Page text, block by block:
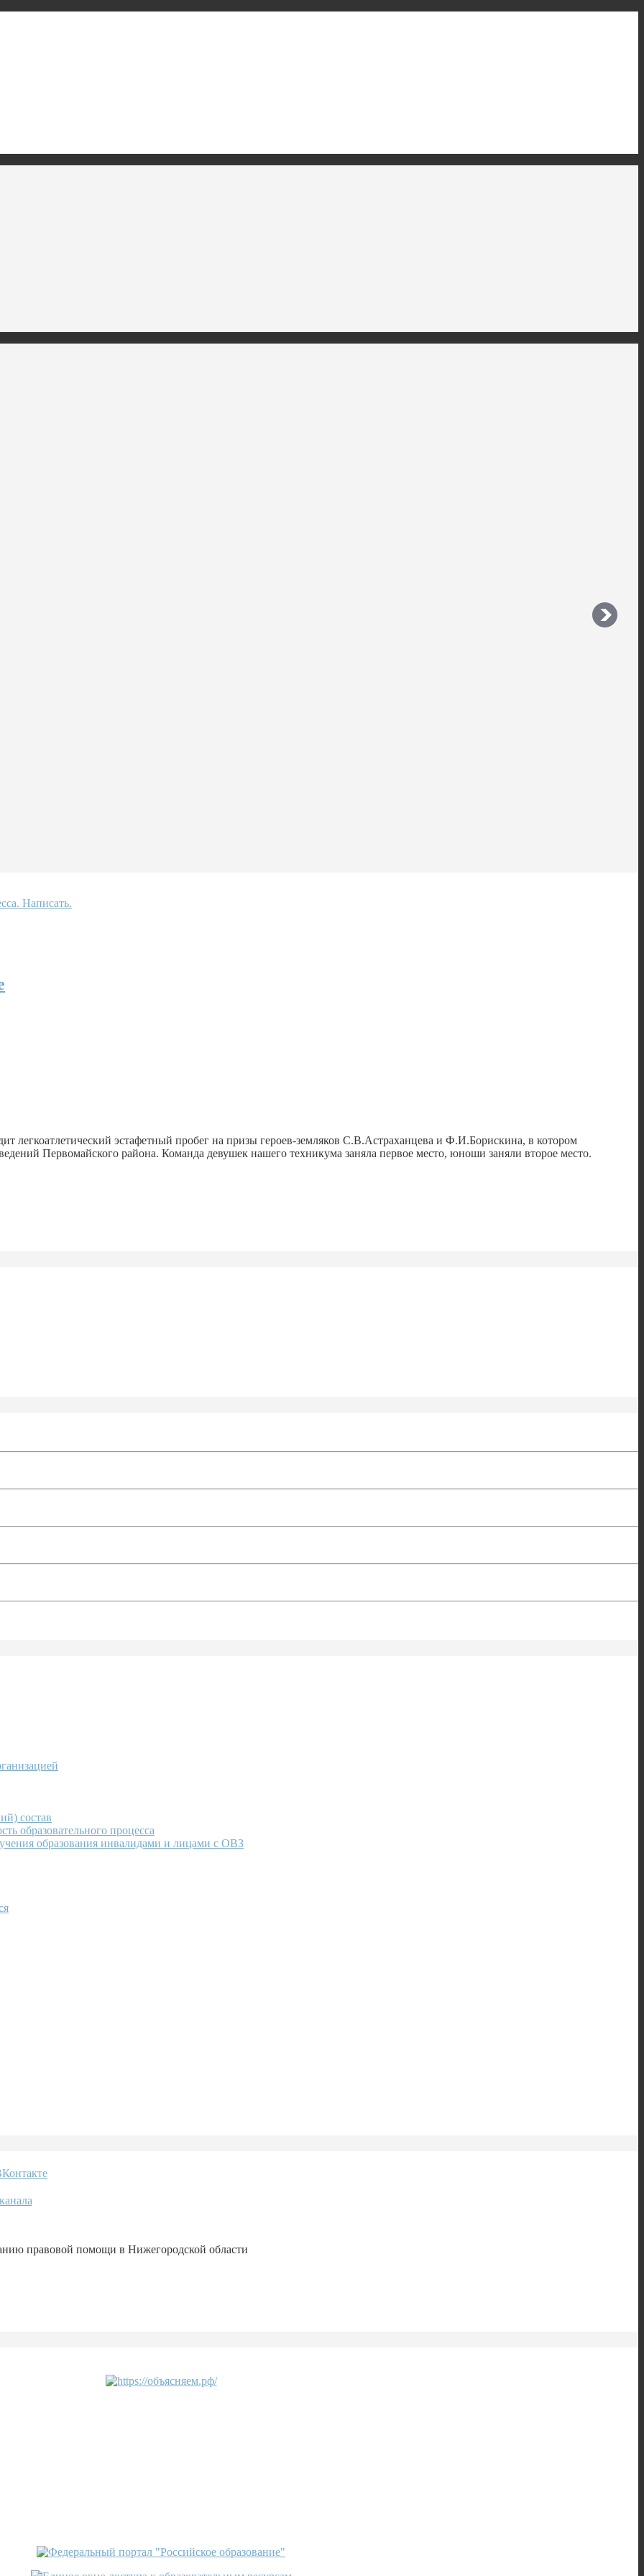
легкоатлетический эстафетный пробег на призы героев-земляков С.В.Астраханцева и Ф.И.Борискина, в котором
Первомайского района. Команда девушек нашего техникума заняла первое место, юноши заняли второе место.
состав
образовательного процесса
образования инвалидами и лицами с ОВЗ